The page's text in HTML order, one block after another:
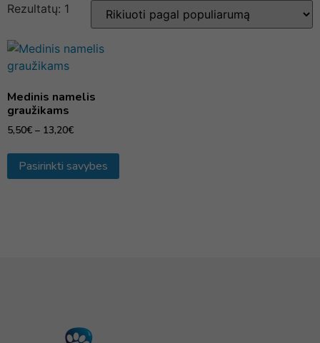
Rezultatų: 1
Medinis namelis
graužikams
5,50€ – 13,20€
Pasirinkti savybes